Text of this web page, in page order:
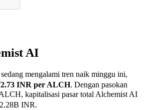
Berjangka
AI
sedang mengalami tren naik minggu ini,
INR per ALCH. Dengan pasokan
kapitalisasi pasar total Alchemist AI
INR.